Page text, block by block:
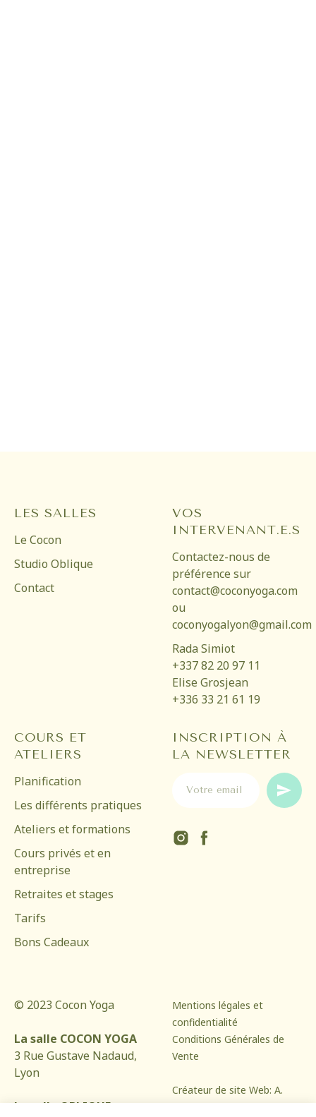
LES SALLES
Le Cocon
Studio Oblique
Contact
VOS
INTERVENANT.E.S
Contactez-nous de
préférence sur
contact@coconyoga.com
ou
coconyogalyon@gmail.com
Rada Simiot
+337 82 20 97 11
Elise Grosjean
+336 33 21 61 19
COURS ET
ATELIERS
Planification
Les différents pratiques
Ateliers et formations
Cours privés et en
entreprise
Retraites et stages
Tarifs
Bons Cadeaux
INSCRIPTION À
LA NEWSLETTER
© 2023 Cocon Yoga
La salle COCON YOGA
3 Rue Gustave Nadaud,
Lyon
La salle OBLIQUE
Mentions légales et
confidentialité
Conditions Générales de
Vente
Créateur de site Web: A.
Stoja